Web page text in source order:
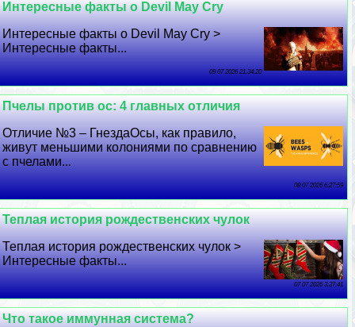
Интересные факты о Devil May Cry
Интересные факты о Devil May Cry >
Интересные факты...
09 07 2026 21:34:20
Пчелы против ос: 4 главных отличия
Отличие №3 – ГнездаОсы, как правило,
живут меньшими колониями по сравнению
с пчелами...
08 07 2026 6:27:59
Теплая история рождественских чулок
Теплая история рождественских чулок >
Интересные факты...
07 07 2026 3:37:41
Что такое иммунная система?